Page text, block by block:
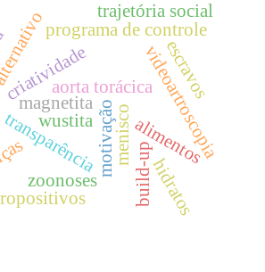
transparência
aorta torácica
criatividade
motivação
zoonoses
programa de controle
wustita videoartroscopia
menisco
escravos
alimentos
build-uphidratos
magnetita
trajetória social